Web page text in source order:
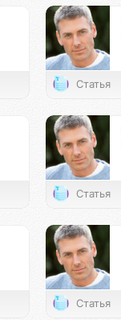
Статья
Статья
Статья